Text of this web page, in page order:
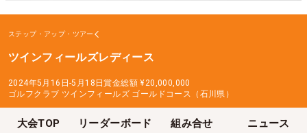
ステップ・アップ・ツアー
ツインフィールズレディース
2024年5月16日-5月18日賞金総額 ¥20,000,000
ゴルフクラブ ツインフィールズ ゴールドコース（石川県）
大会TOP リーダーボード 組み合せ ニュース